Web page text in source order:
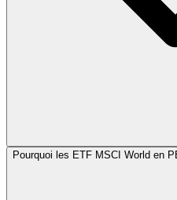
Pourquoi les ETF MSCI World en